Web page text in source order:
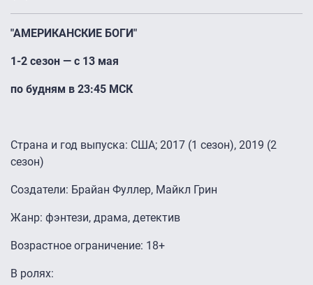
"АМЕРИКАНСКИЕ БОГИ"
1-2 сезон — с 13 мая
по будням в 23:45 МСК
Страна и год выпуска: США; 2017 (1 сезон), 2019 (2
сезон)
Создатели: Брайан Фуллер, Майкл Грин
Жанр: фэнтези, драма, детектив
Возрастное ограничение: 18+
В ролях: